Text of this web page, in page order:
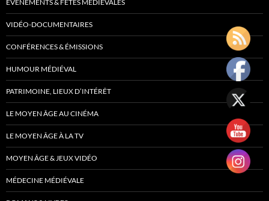
EVÈNEMENTS & FÊTES MÉDIÉVALES
VIDÉO-DOCUMENTAIRES
CONFÉRENCES & ÉMISSIONS
HUMOUR MÉDIÉVAL
PATRIMOINE, LIEUX D’INTÉRÊT
LE MOYEN ÂGE AU CINÉMA
LE MOYEN ÂGE À LA TV
MOYEN ÂGE & JEUX VIDÉO
MÉDECINE MÉDIÉVALE